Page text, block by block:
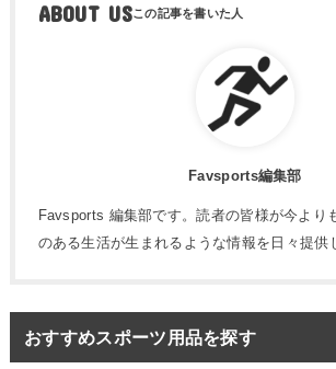
ABOUT US
Favsports編集部
Favsports 編集部です。読者の皆様が今より
のある生活が生まれるような情報を日々提供
おすすめスポーツ用品を探す